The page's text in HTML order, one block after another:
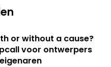
or without a cause?
voor ontwerpers